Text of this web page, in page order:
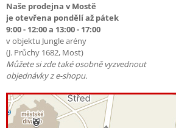
Naše prodejna v Mostě
je otevřena pondělí až pátek
9:00 - 12:00 a 13:00 - 17:00
v objektu Jungle arény
(J. Průchy 1682, Most)
Můžete si zde také osobně vyzvednout
objednávky z e-shopu.